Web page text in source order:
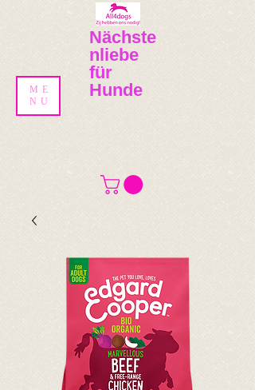
Nächste
nliebe
für
Hunde
ME
NU